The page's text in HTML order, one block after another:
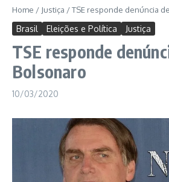
Home / Justiça /TSE responde denúncia
Brasil Eleições e Política Justiça
TSE responde
Bolsonaro
10/03/2020